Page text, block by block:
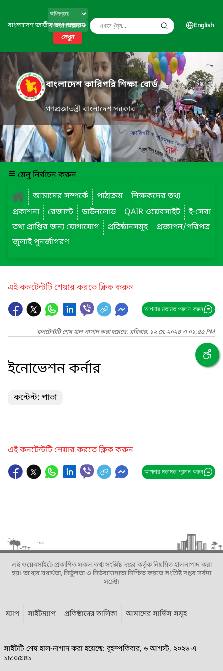
বাংলাদেশ জাতীয় তথ্য বাতায়ন
দেখুন
English
বাংলাদেশ কারিগরি শিক্ষা বোর্ড
গণপ্রজাতন্ত্রী বাংলাদেশ সরকার
মেনু নির্বাচন করুন
আমাদের সম্পর্কে
পাঠ্যক্রম
শিক্ষকদের তথ্য
প্রকাশনা
রেজাল্ট ডাউনলোড QAIR ওয়েবসাইট
ই-সেবা
তথ্য প্রাপ্তির জন্য যোগাযোগ
প্রতিষ্ঠানসমূহ
প্রজ্ঞাপন/পরিপত্র
জুলাই পুনর্জাগরণ
এই কনটেন্টটি শেয়ার করতে ক্লিক করুন
আপনার মতামত প্রদান করুন
কনটেন্টটি শেষ হাল-নাগাদ করা হয়েছে: রবিবার, ১২ মে, ২০২৪ এ ০১:৫৫ PM
ইনোভেশন কর্নার
কন্টেন্ট: পাতা
এই কনটেন্টটি শেয়ার করতে ক্লিক করুন
আপনার মতামত প্রদান করুন
এই ওয়েবসাইটে প্রকাশিত সকল তথ্য সংশ্লিষ্ট দপ্তর কর্তৃক নিয়মিত হালনাগাদ করা
হয়। তথ্যের যথার্থতা, নির্ভুলতা ও নির্ভরযোগ্যতা নিশ্চিত করতে সংশ্লিষ্ট দপ্তর সর্বদা
সচেষ্ট।
ম্যাপ সাইটম্যাপ প্রতিষ্ঠানের তালিকা আমাদের সার্ভিস সমূহ
সাইটটি শেষ হাল-নাগাদ করা হয়েছে: বৃহস্পতিবার, ৬ আগস্ট, ২০২৬ এ
১৮:০৫:৪১